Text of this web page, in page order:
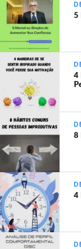
5
4
8
4